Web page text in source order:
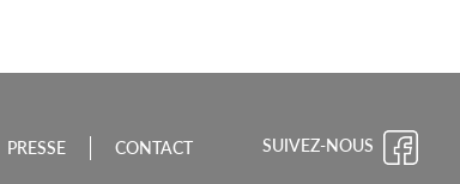
PRESSE CONTACT SUIVEZ-NOUS